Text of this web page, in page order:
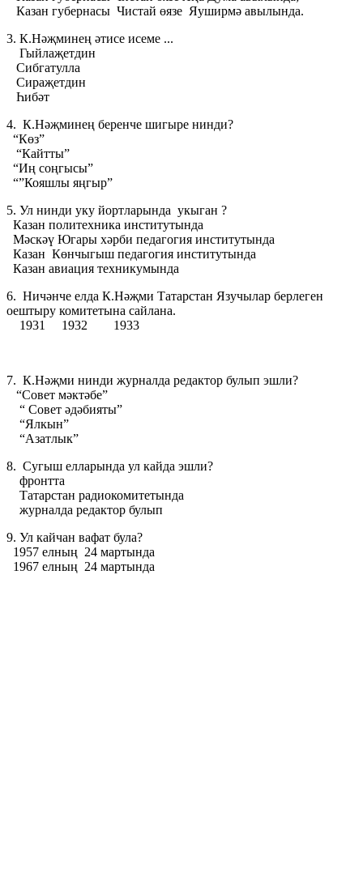
Казан губернасы Чистай өязе Яуширмә авылында.
3. К.Нәҗминең әтисе исеме ...
Гыйлаҗетдин
Сибгатулла
Сираҗетдин
Һибәт
4. К.Нәҗминең беренче шигыре нинди?
“Көз”
“Кайтты”
“Иң соңгысы”
“”Кояшлы яңгыр”
5. Ул нинди уку йортларында укыган ?
Казан политехника институтында
Мәскәү Югары хәрби педагогия институтында
Казан Көнчыгыш педагогия институтында
Казан авиация техникумында
6. Ничәнче елда К.Нәҗми Татарстан Язучылар берлеген
оештыру комитетына сайлана.
1931 1932 1933
7. К.Нәҗми нинди журналда редактор булып эшли?
“Совет мәктәбе”
“ Совет әдәбияты”
“Ялкын”
“Азатлык”
8. Сугыш елларында ул кайда эшли?
фронтта
Татарстан радиокомитетында
журналда редактор булып
9. Ул кайчан вафат була?
1957 елның 24 мартында
1967 елның 24 мартында